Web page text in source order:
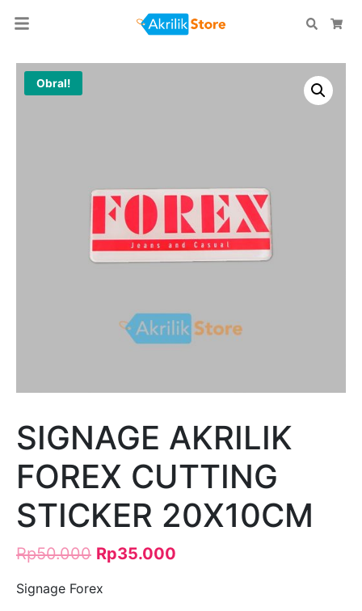
Search
Obral!
SIGNAGE AKRILIK
FOREX CUTTING
STICKER 20X10CM
Rp50.000 Rp35.000
Signage Forex